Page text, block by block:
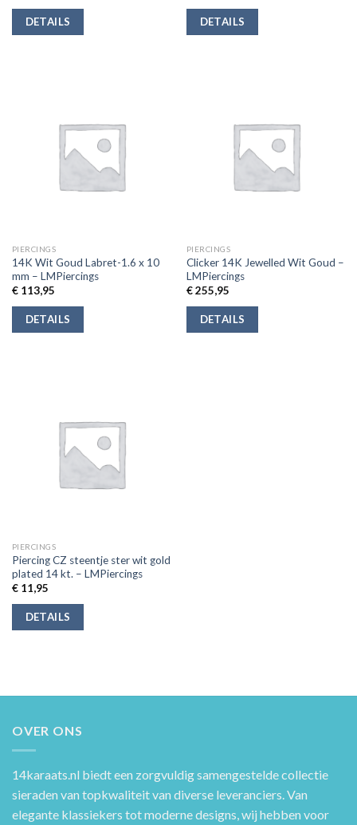
DETAILS DETAILS
PIERCINGS
14K Wit Goud Labret-1.6 x 10
mm – LMPiercings
€113,95
DETAILS
PIERCINGS
Clicker 14K Jewelled Wit Goud –
LMPiercings
€255,95
DETAILS
PIERCINGS
Piercing CZ steentje ster wit gold
plated 14 kt. – LMPiercings
€11,95
DETAILS
OVER ONS
14karaats.nl biedt een zorgvuldig samengestelde collectie
sieraden van topkwaliteit van diverse leveranciers. Van
elegante klassiekers tot moderne designs, wij hebben voor